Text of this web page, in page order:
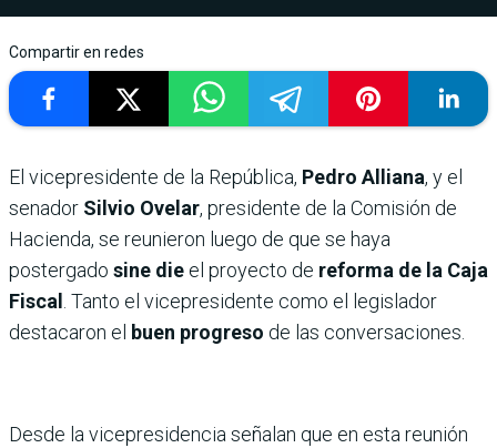
Compartir en redes
El vicepresidente de la República, Pedro Alliana, y el
senador Silvio Ovelar, presidente de la Comisión de
Hacienda, se reunieron luego de que se haya
postergado sine die el proyecto de reforma de la Caja
Fiscal . Tanto el vicepresidente como el legislador
destacaron el buen progreso de las conversaciones.
Desde la vicepresidencia señalan que en esta reunión